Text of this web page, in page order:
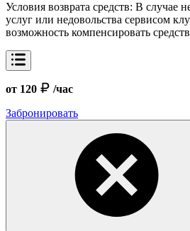
Условия возврата средств: В случае
услуг или недовольства сервисом
возможность компенсировать
от 120
/час
Забронировать